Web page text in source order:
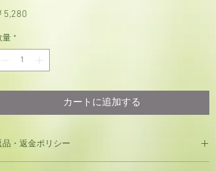
5,280
量 *
カートに追加する
品・返金ポリシー